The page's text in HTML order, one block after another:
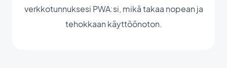
verkkotunnuksesi PWA:si, mikä takaa nopean ja
tehokkaan käyttöönoton.